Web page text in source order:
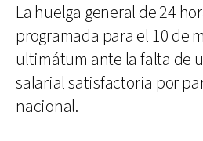
La huelga general de 24
programada para el 10 de
ultimátum ante la falta de
salarial satisfactoria por
nacional.